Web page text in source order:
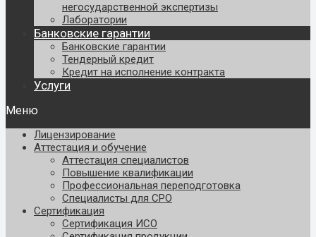
негосударственной экспертизы
Лаборатории
Банковские гарантии
Банковские гарантии
Тендерный кредит
Кредит на исполнение контракта
Услуги
Меню
Лицензирование
Аттестация и обучение
Аттестация специалистов
Повышение квалификации
Профессиональная переподготовка
Специалисты для СРО
Сертификация
Сертификация ИСО